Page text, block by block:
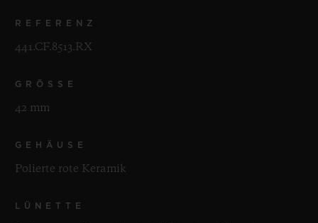
REFERENZ
441.CF.8513.RX
GRÖSSE
42 mm
GEHÄUSE
Polierte rote Keramik
LÜNETTE